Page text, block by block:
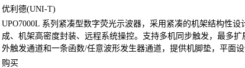
优利德(UNI-T)
UPO7000L 系列紧凑型数字荧光示波器，采用紧凑的机架结构性
成、机架高密度封装、远程系统操控。支持多机同步触发，最多
外触发通道和一条函数/任意波形发生器通道，提供机脚垫，平面设
购买